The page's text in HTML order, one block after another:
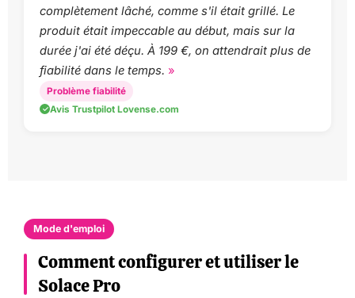
complètement lâché, comme s'il était grillé. Le
produit était impeccable au début, mais sur la
durée j'ai été déçu. À 199 €, on attendrait plus de
fiabilité dans le temps.
Problème fiabilité
Avis Trustpilot Lovense.com
Mode d'emploi
Comment configurer et utiliser le
Solace Pro